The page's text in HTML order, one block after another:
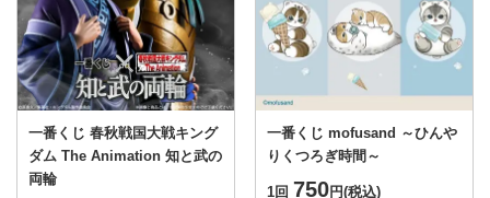
一番くじ 春秋戦国大戦キング
ダム The Animation 知と武の
両輪
一番くじ mofusand ～ひんや
りくつろぎ時間～
1回 750円(税込)